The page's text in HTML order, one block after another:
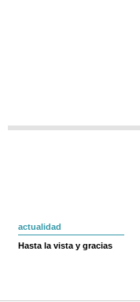
actualidad
Hasta la vista y gracias